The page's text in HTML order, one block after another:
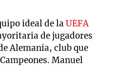
ideal de laUEFA
de jugadores
Alemania, club que
Manuel